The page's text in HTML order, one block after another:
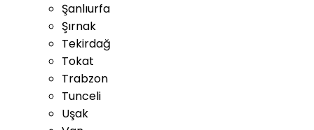
Şanlıurfa
Şırnak
Tekirdağ
Tokat
Trabzon
Tunceli
Uşak